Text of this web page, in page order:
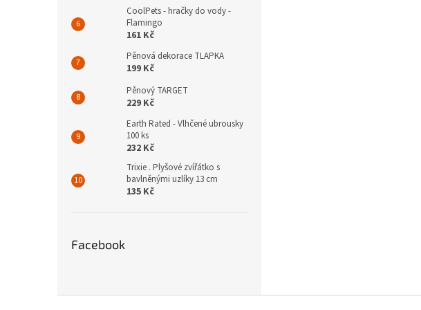
CoolPets - hračky do vody -
Flamingo
161 Kč
Pěnová dekorace TLAPKA
199 Kč
Pěnový TARGET
229 Kč
Earth Rated - Vlhčené ubrousky
100 ks
232 Kč
Trixie . Plyšové zvířátko s
bavlněnými uzlíky 13 cm
135 Kč
Facebook